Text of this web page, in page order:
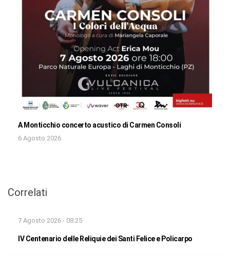
A Monticchio concerto acustico di Carmen Consoli
6 Agosto 2026
Correlati
7 Agosto 2026 - 08:25
IV Centenario delle Reliquie dei Santi Felice e Policarpo